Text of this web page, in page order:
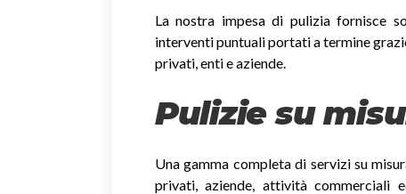
La nostra impesa di pulizia fornisce
interventi puntuali portati a termine
privati, enti e aziende.
Pulizie su
Una gamma completa di servizi su
privati, aziende, attività